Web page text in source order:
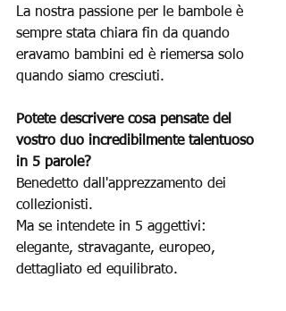
La nostra passione per le bambole è
sempre stata chiara fin da quando
eravamo bambini ed è riemersa solo
quando siamo cresciuti.
Potete descrivere cosa pensate del
vostro duo incredibilmente talentuoso
in 5 parole?
Benedetto dall'apprezzamento dei
collezionisti.
Ma se intendete in 5 aggettivi:
elegante, stravagante, europeo,
dettagliato ed equilibrato.